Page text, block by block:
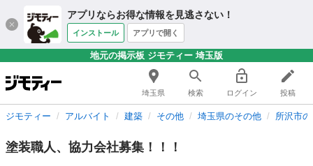
アプリならお得な情報を見逃さない！
インストール アプリで開く
地元の掲示板 ジモティー 埼玉版
埼玉県 検索 ログイン 投稿
ジモティー アルバイト 建築 その他 埼玉県のその他 所沢市
塗装職人、協力会社募集！！！